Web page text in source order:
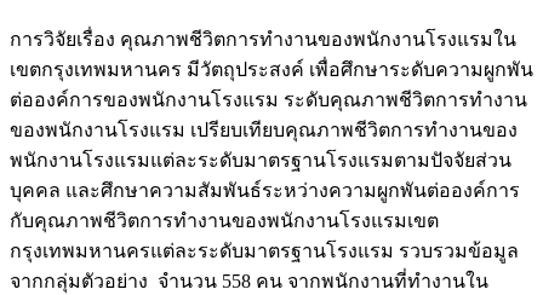
การวิจัยเรื่อง คุณภาพชีวิตการทำงานของพนักงานโรงแรมใน
เขตกรุงเทพมหานคร มีวัตถุประสงค์ เพื่อศึกษาระดับความผูกพัน
ต่อองค์การของพนักงานโรงแรม ระดับคุณภาพชีวิตการทำงาน
ของพนักงานโรงแรม เปรียบเทียบคุณภาพชีวิตการทำงานของ
พนักงานโรงแรมแต่ละระดับมาตรฐานโรงแรมตามปัจจัยส่วน
บุคคล และศึกษาความสัมพันธ์ระหว่างความผูกพันต่อองค์การ
กับคุณภาพชีวิตการทำงานของพนักงานโรงแรมเขต
กรุงเทพมหานครแต่ละระดับมาตรฐานโรงแรม รวบรวมข้อมูล
จากกลุ่มตัวอย่าง จำนวน 558 คน จากพนักงานที่ทำงานใน